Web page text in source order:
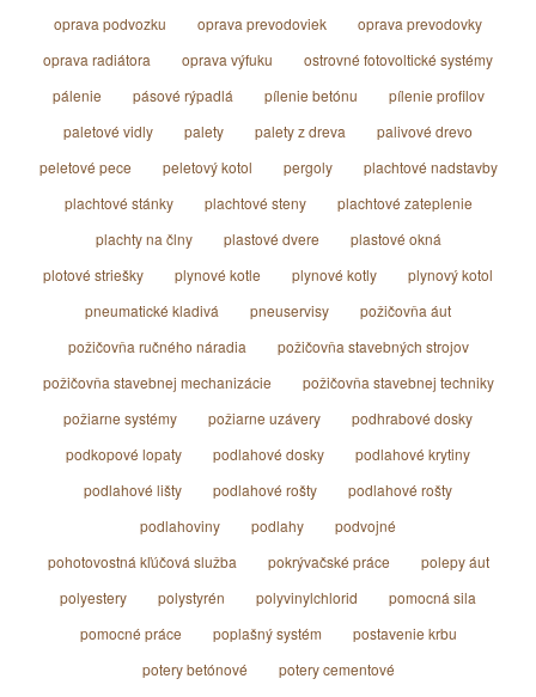
oprava podvozku
oprava prevodoviek
oprava prevodovky
oprava radiátora
oprava výfuku
ostrovné fotovoltické systémy
pálenie
pásové rýpadlá pílenie betónu
pílenie profilov
paletové vidly
palety palety z dreva
palivové drevo
peletové pece
peletový kotol pergoly
plachtové nadstavby
plachtové stánky
plachtové steny
plachtové zateplenie
plachty na člny
plastové dvere
plastové okná
plotové striešky
plynové kotle plynové kotly
plynový kotol
pneumatické kladivá
pneuservisy
požičovňa áut
požičovňa ručného náradia
požičovňa stavebných strojov
požičovňa stavebnej mechanizácie
požičovňa stavebnej techniky
požiarne systémy
požiarne uzávery
podhrabové dosky
podkopové lopaty
podlahové dosky
podlahové krytiny
podlahové lišty
podlahové rošty
podlahové rošty
podlahoviny
podlahy
podvojné
pohotovostná kľúčová služba
pokrývačské práce
polepy áut
polyestery
polystyrén polyvinylchlorid
pomocná sila
pomocné práce
poplašný systém
postavenie krbu
potery betónové
potery cementové